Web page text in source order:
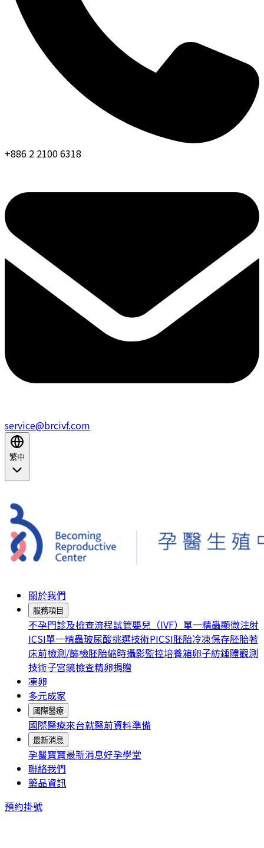
+886 2 2100 6318
service@brcivf.com
繁中
關於我們
服務項目
不孕門診及檢查流程試管嬰兒（IVF） 單一精蟲顯微注射
ICSI單一精蟲玻尿酸挑選技術PICSI胚胎冷凍保存胚胎著
床前檢測/篩檢胚胎縮時攝影監控培養箱卵子紡錘體觀測
技術子宮鏡檢查精卵捐贈
凍卵
多元成家
國際醫療
國際醫療來台就醫前資料準備
最新消息
孕醫寶寶最新消息好孕學堂
聯絡我們
藥品資訊
預約掛號